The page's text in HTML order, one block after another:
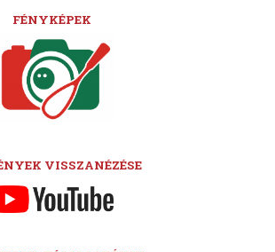
FÉNYKÉPEK
VISSZANÉZÉSE